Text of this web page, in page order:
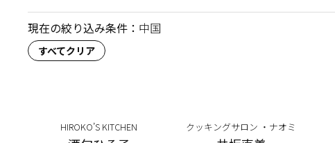
現在の絞り込み条件： 中国
すべてクリア
HIROKO’S KITCHEN クッキングサロン ・ナオミ